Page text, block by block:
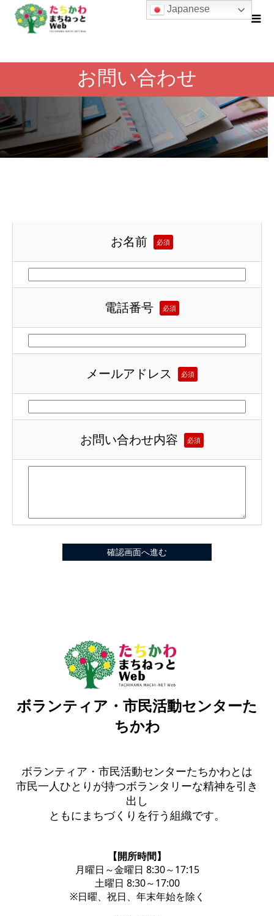
お問い合わせ
お名前 必須
電話番号 必須
メールアドレス 必須
お問い合わせ内容 必須
ボランティア・市民活動センターた
ちかわ
ボランティア・市民活動センターたちかわとは
市民一人ひとりが持つボランタリーな精神を引き
出し
ともにまちづくりを行う組織です。
【開所時間】
月曜日～金曜日 8:30～17:15
土曜日 8:30～17:00
※日曜、祝日、年末年始を除く
Japanese